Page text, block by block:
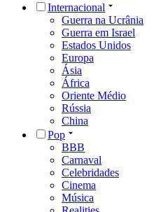
Internacional
Guerra na Ucrânia
Guerra em Israel
Estados Unidos
Europa
Ásia
África
Oriente Médio
Rússia
China
Pop
BBB
Carnaval
Celebridades
Cinema
Música